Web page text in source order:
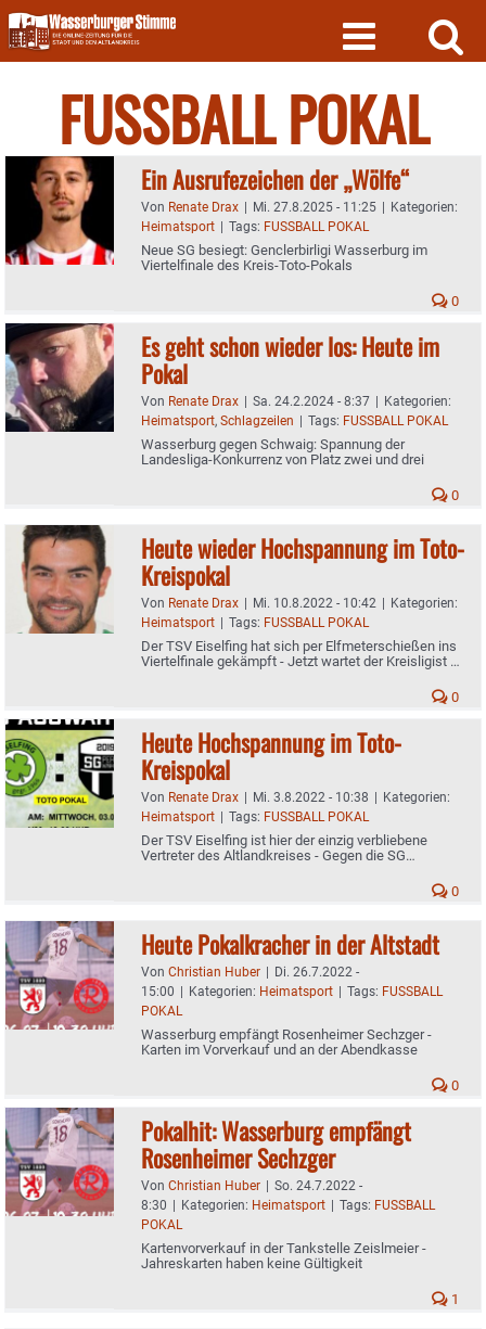
Skip
to
content
FUSSBALL POKAL
Ein Ausrufezeichen der „Wölfe“
Von Renate Drax | Mi. 27.8.2025 - 11:25 | Kategorien:
Heimatsport | Tags: FUSSBALL POKAL
Neue SG besiegt: Genclerbirligi Wasserburg im
Viertelfinale des Kreis-Toto-Pokals
0
Es geht schon wieder los: Heute im
Pokal
Von Renate Drax | Sa. 24.2.2024 - 8:37 | Kategorien:
Heimatsport, Schlagzeilen | Tags: FUSSBALL POKAL
Wasserburg gegen Schwaig: Spannung der
Landesliga-Konkurrenz von Platz zwei und drei
0
Heute wieder Hochspannung im Toto-
Kreispokal
Von Renate Drax | Mi. 10.8.2022 - 10:42 | Kategorien:
Heimatsport | Tags: FUSSBALL POKAL
Der TSV Eiselfing hat sich per Elfmeterschießen ins
Viertelfinale gekämpft - Jetzt wartet der Kreisligist SG
0
Heute Hochspannung im Toto-
Kreispokal
Von Renate Drax | Mi. 3.8.2022 - 10:38 | Kategorien:
Heimatsport | Tags: FUSSBALL POKAL
Der TSV Eiselfing ist hier der einzig verbliebene
Vertreter des Altlandkreises - Gegen die SG
0
Heute Pokalkracher in der Altstadt
Von Christian Huber | Di. 26.7.2022 -
15:00 | Kategorien: Heimatsport | Tags: FUSSBALL
POKAL
Wasserburg empfängt Rosenheimer Sechzger -
Karten im Vorverkauf und an der Abendkasse
0
Pokalhit: Wasserburg empfängt
Rosenheimer Sechzger
Von Christian Huber | So. 24.7.2022 -
8:30 | Kategorien: Heimatsport | Tags: FUSSBALL
POKAL
Kartenvorverkauf in der Tankstelle Zeislmeier -
Jahreskarten haben keine Gültigkeit
1